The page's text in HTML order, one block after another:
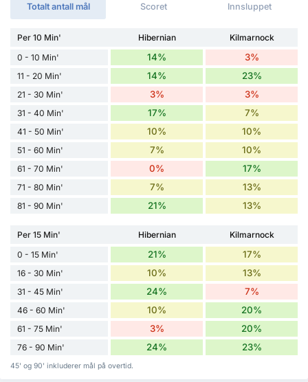
Totalt antall mål Scoret Innsluppet
Per 10 Min' Hibernian
Kilmarnock
0 - 10 Min'
14% 3%
11 - 20 Min' 14% 23%
21 - 30 Min' 3% 3%
31 - 40 Min' 17% 7%
41 - 50 Min' 10% 10%
51 - 60 Min' 7% 10%
61 - 70 Min' 0% 17%
71 - 80 Min' 7% 13%
81 - 90 Min' 21% 13%
Per 15 Min' Hibernian
Kilmarnock
0 - 15 Min'
21% 17%
16 - 30 Min' 10% 13%
31 - 45 Min' 24% 7%
46 - 60 Min' 10% 20%
61 - 75 Min' 3% 20%
76 - 90 Min' 24% 23%
45' og 90' inkluderer mål på overtid.